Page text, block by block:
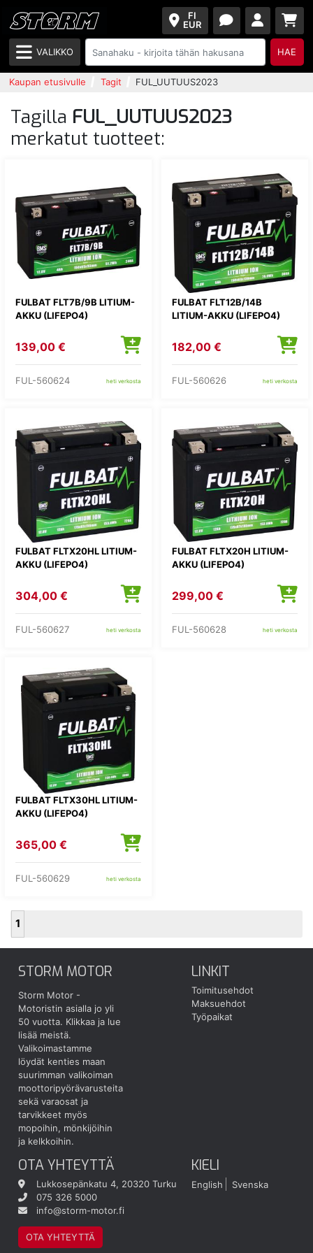
FI
EUR
VALIKKO HAE
Kaupan etusivulle Tagit FUL_UUTUUS2023
Tagilla FUL_UUTUUS2023
merkatut tuotteet:
FULBAT FLT7B/9B LITIUM-
AKKU (LIFEPO4)
139,00 €
FUL-560624 heti verkosta
FULBAT FLT12B/14B
LITIUM-AKKU (LIFEPO4)
182,00 €
FUL-560626 heti verkosta
FULBAT FLTX20HL LITIUM-
AKKU (LIFEPO4)
304,00 €
FUL-560627 heti verkosta
FULBAT FLTX20H LITIUM-
AKKU (LIFEPO4)
299,00 €
FUL-560628 heti verkosta
FULBAT FLTX30HL LITIUM-
AKKU (LIFEPO4)
365,00 €
FUL-560629 heti verkosta
1
STORM MOTOR
Storm Motor -
Motoristin asialla jo yli
50 vuotta. Klikkaa ja lue
lisää meistä.
Valikoimastamme
löydät kenties maan
suurimman valikoiman
moottoripyörävarusteita
sekä varaosat ja
tarvikkeet myös
mopoihin, mönkijöihin
ja kelkkoihin.
LINKIT
Toimitusehdot
Maksuehdot
Työpaikat
OTA YHTEYTTÄ
Lukkosepänkatu 4, 20320 Turku
075 326 5000
info@storm-motor.fi
OTA YHTEYTTÄ
KIELI
English Svenska